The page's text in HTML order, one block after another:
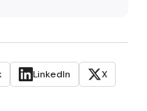
LinkedIn
X